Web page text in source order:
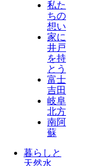
私た
ちの
想い
家に
井戸
を持
とう
富士
吉田
岐阜
北方
南阿
蘇
暮らしと
天然水